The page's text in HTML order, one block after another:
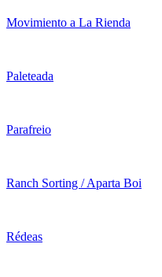
Movimiento a La Rienda
Paleteada
Parafreio
Ranch Sorting / Aparta Boi
Rédeas